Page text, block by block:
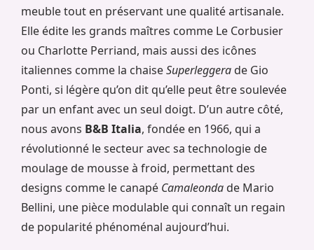
meuble tout en préservant une qualité artisanale.
Elle édite les grands maîtres comme Le Corbusier
ou Charlotte Perriand, mais aussi des icônes
italiennes comme la chaiseSuperleggera de Gio
Ponti, si légère qu’on dit qu’elle peut être soulevée
par un enfant avec un seul doigt. D’un autre côté,
nous avons B&B Italia, fondée en 1966, qui a
révolutionné le secteur avec sa technologie de
moulage de mousse à froid, permettant des
designs comme le canapé Camaleonda de Mario
Bellini, une pièce modulable qui connaît un regain
de popularité phénoménal aujourd’hui.